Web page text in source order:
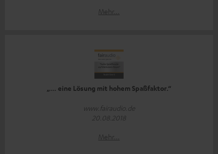
Mehr...
„… eine Lösung mit hohem Spaßfaktor.“
www.fairaudio.de
20.08.2018
Mehr...